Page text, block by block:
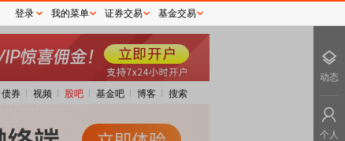
债券 视频 股吧 基金吧 博客 搜索
登录 我的菜单 证券交易 基金交易
动态
个人